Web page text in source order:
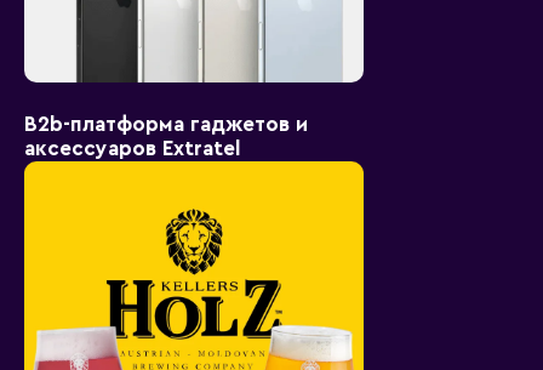
B2b-платформа гаджетов и
аксессуаров Extratel